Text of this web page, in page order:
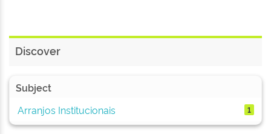
Discover
Subject
Arranjos Institucionais
1